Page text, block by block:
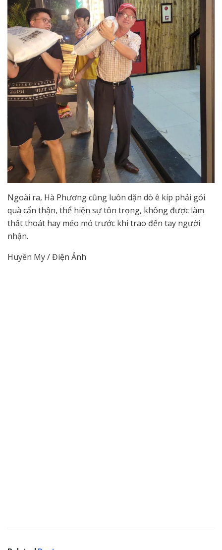
Ngoài ra, Hà Phương cũng luôn dặn dò ê kíp phải gói
quà cẩn thận, thể hiện sự tôn trọng, không được làm
thất thoát hay méo mó trước khi trao đến tay người
nhận.
Huyền My / Điện Ảnh